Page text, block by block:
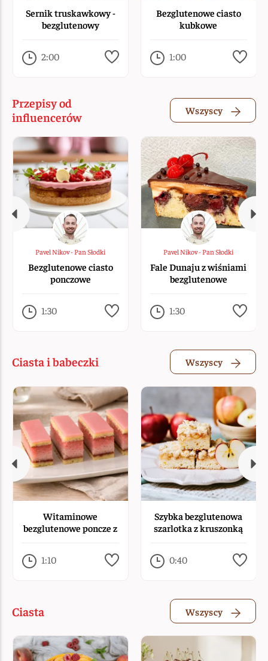
Sernik truskawkowy -
bezglutenowy
2:00
Bezglutenowe ciasto
kubkowe
1:00
Przepisy od
influencerów
Wszyscy
Pavel Nikov - Pan Słodki
Bezglutenowe ciasto
ponczowe
1:30
Pavel Nikov - Pan Słodki
Fale Dunaju z wiśniami
bezglutenowe
1:30
Ciasta i babeczki Wszyscy
Witaminowe
bezglutenowe poncze z
1:10
Szybka bezglutenowa
szarlotka z kruszonką
0:40
Ciasta Wszyscy